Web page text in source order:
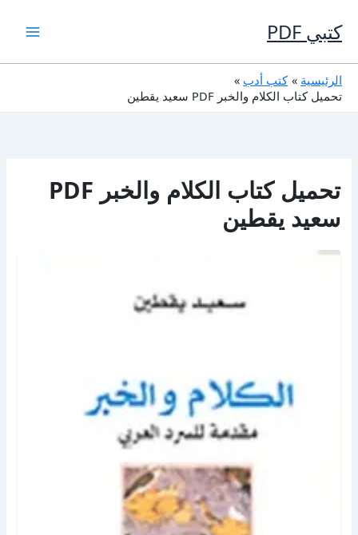
إلى
المحتوى
كتبي PDF
الرئيسية
كتب أدب
تحميل كتاب الكلام والخبر PDF سعيد يقطين
تحميل كتاب الكلام والخبر PDF
سعيد يقطين